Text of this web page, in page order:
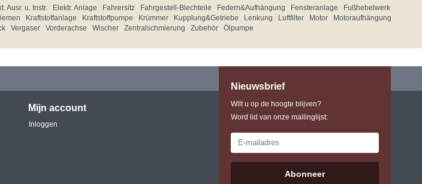
Ausr. u. Instr. Elektr. Anlage Fahrersitz Fahrgestell-Blechteile Federn&Aufhängung Fensteranlage
Fußhebelwerk
Kraftstoffanlage Kraftstoffpumpe Krümmer Kupplung&Getriebe Lenkung Luftfilter Motor
Motoraufhängung
Vergaser Vorderachse Wischer Zentralschmierung Zubehör Ölpumpe
Mijn account
Inloggen
Nieuwsbrief
Wilt u op de hoogte blijven?
Word lid van onze mailinglijst:
Abonneer